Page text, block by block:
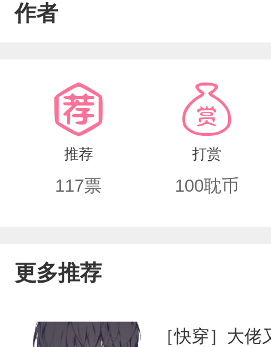
作者
推荐
117票
打赏
100耽币
更多推荐
［快穿］大